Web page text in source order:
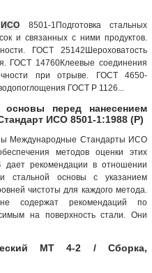
ИСО 8501-1Подготовка стальных
и связанных с ними продуктов.
ГОСТ 25142Шероховатость
ГОСТ 14760Клеевые соединения
при отрыве. ГОСТ 4650-
ГОСТ Р 1126...
основы перед нанесением
ИСО 8501-1:1988 (Р)
Международные Стандарты ИСО
методов оценки этих
рекомендации в отношении
стальной основы с указанием
чистоты для каждого метода.
содержат рекомендаций по
на поверхность стали. Они
МТ 4-2 / Сборка,